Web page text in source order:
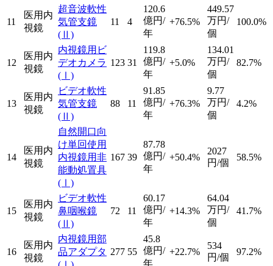
11
医用内
視鏡
超音波軟性
気管支鏡
(Ⅱ)
11 4
120.6
億円/
年
+76.5%
449.57
万円/
個
100.0%
12
医用内
視鏡
内視鏡用ビ
デオカメラ
(Ⅰ)
123 31
119.8
億円/
年
+5.0%
134.01
万円/
個
82.7%
13
医用内
視鏡
ビデオ軟性
気管支鏡
(Ⅱ)
88 11
91.85
億円/
年
+76.3%
9.77
万円/
個
4.2%
14
医用内
視鏡
自然開口向
け単回使用
内視鏡用非
能動処置具
(Ⅰ)
167 39
87.78
億円/
年
+50.4%
2027
円/個
58.5%
15
医用内
視鏡
ビデオ軟性
鼻咽喉鏡
(Ⅱ)
72 11
60.17
億円/
年
+14.3%
64.04
万円/
個
41.7%
16
医用内
視鏡
内視鏡用部
品アダプタ 277 55
45.8
億円/
年
+22.7%
534
円/個
97.2%